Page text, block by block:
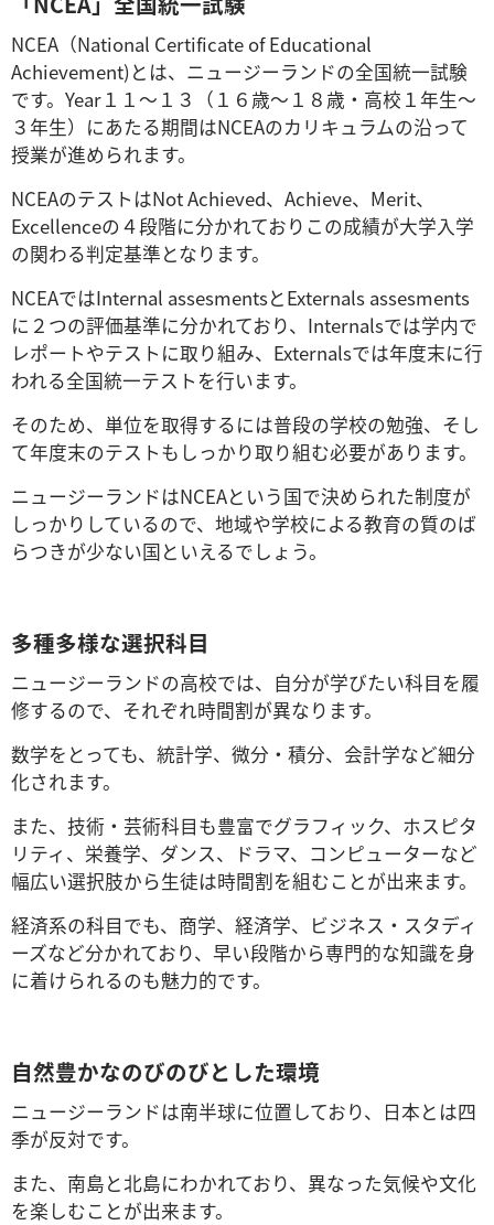
NCEA（National Certificate of Educational
Achievement)とは、ニュージーランドの全国統一試験
です。Year１１～１３（１６歳～１８歳・高校１年生～
３年生）にあたる期間はNCEAのカリキュラムの沿って
授業が進められます。
NCEAのテストはNot Achieved、Achieve、Merit、
Excellenceの４段階に分かれておりこの成績が大学入学
の関わる判定基準となります。
NCEAではInternal assesmentsとExternals assesments
に２つの評価基準に分かれており、Internalsでは学内で
レポートやテストに取り組み、Externalsでは年度末に行
われる全国統一テストを行います。
そのため、単位を取得するには普段の学校の勉強、そし
て年度末のテストもしっかり取り組む必要があります。
ニュージーランドはNCEAという国で決められた制度が
しっかりしているので、地域や学校による教育の質のば
らつきが少ない国といえるでしょう。
多種多様な選択科目
ニュージーランドの高校では、自分が学びたい科目を履
修するので、それぞれ時間割が異なります。
数学をとっても、統計学、微分・積分、会計学など細分
化されます。
また、技術・芸術科目も豊富でグラフィック、ホスピタ
リティ、栄養学、ダンス、ドラマ、コンピューターなど
幅広い選択肢から生徒は時間割を組むことが出来ます。
経済系の科目でも、商学、経済学、ビジネス・スタディ
ーズなど分かれており、早い段階から専門的な知識を身
に着けられるのも魅力的です。
自然豊かなのびのびとした環境
ニュージーランドは南半球に位置しており、日本とは四
季が反対です。
また、南島と北島にわかれており、異なった気候や文化
を楽しむことが出来ます。